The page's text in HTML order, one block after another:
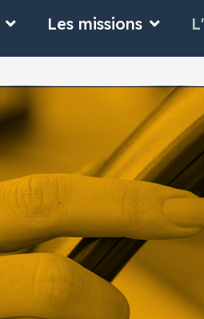
Ouvrir L'Institut
Les missions Ouvrir